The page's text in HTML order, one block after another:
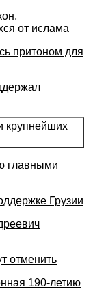
от ислама
притоном для
крупнейших
главными
Грузии
отменить
190-летию